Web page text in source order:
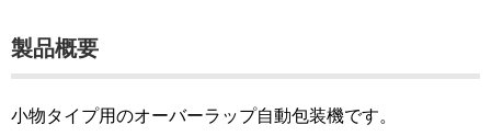
製品概要
小物タイプ用のオーバーラップ自動包装機です。